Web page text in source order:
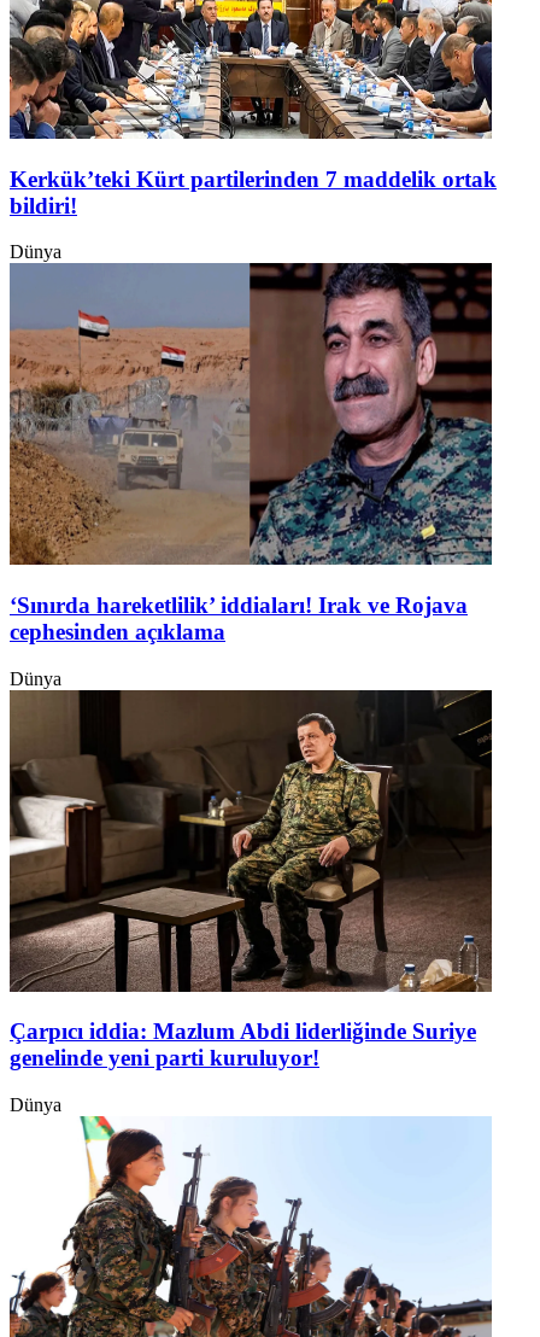
Kerkük’teki Kürt partilerinden 7 maddelik ortak
bildiri!
Dünya
‘Sınırda hareketlilik’ iddiaları! Irak ve Rojava
cephesinden açıklama
Dünya
Çarpıcı iddia: Mazlum Abdi liderliğinde Suriye
genelinde yeni parti kuruluyor!
Dünya